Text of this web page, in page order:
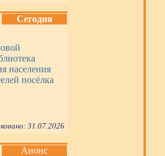
Сегодня
населения
посёлка
31.07.2026
Анонс